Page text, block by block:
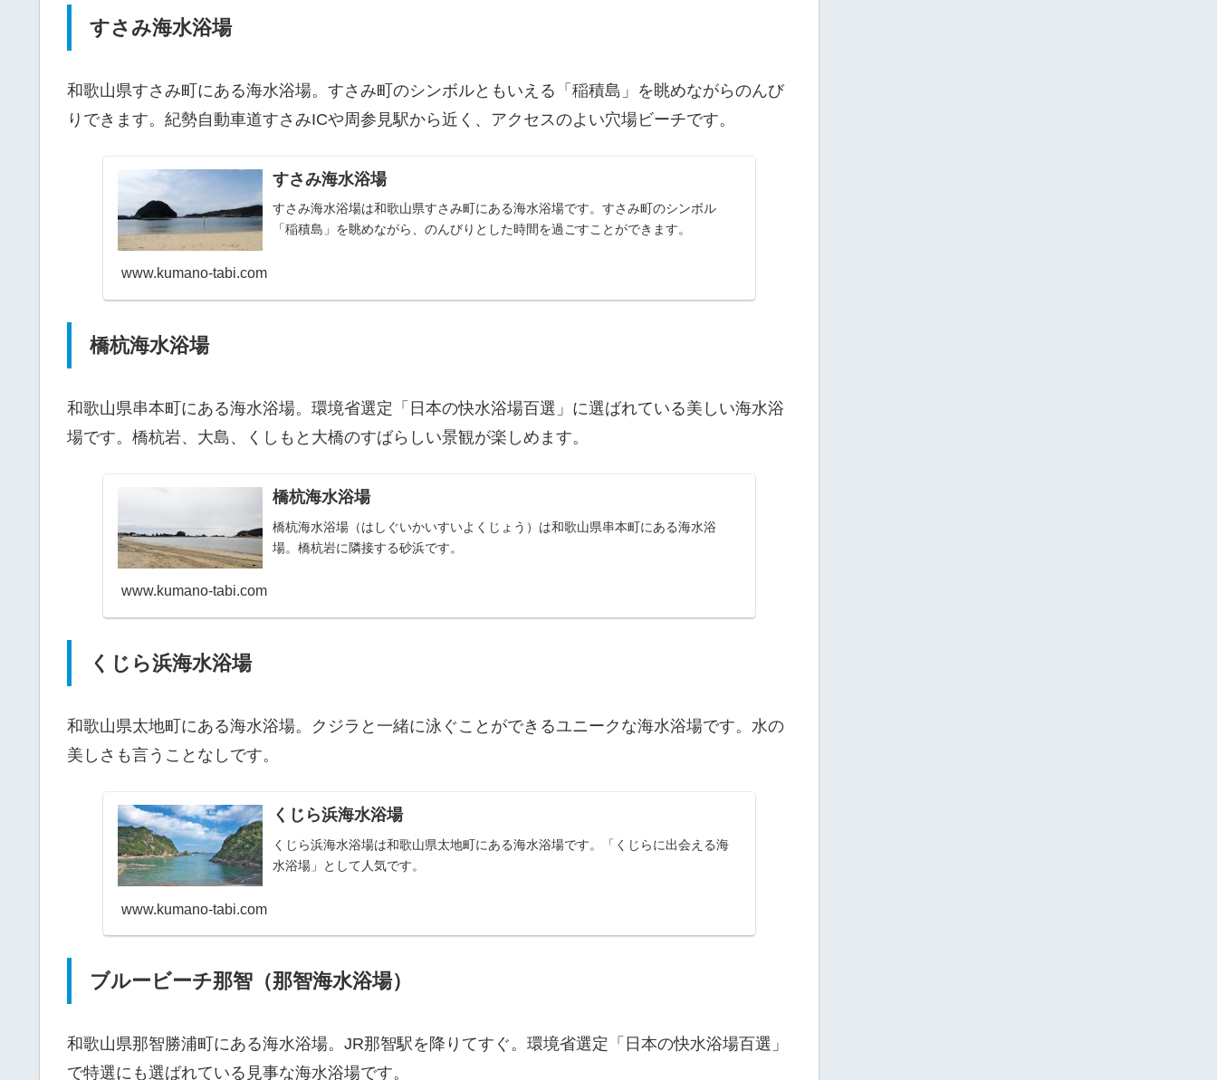
すさみ海水浴場
和歌山県すさみ町にある海水浴場。すさみ町のシンボルともいえる「稲積島」を眺めながらのんび
りできます。紀勢自動車道すさみICや周参見駅から近く、アクセスのよい穴場ビーチです。
すさみ海水浴場
すさみ海水浴場は和歌山県すさみ町にある海水浴場です。すさみ町のシンボル
「稲積島」を眺めながら、のんびりとした時間を過ごすことができます。
www.kumano-tabi.com
橋杭海水浴場
和歌山県串本町にある海水浴場。環境省選定「日本の快水浴場百選」に選ばれている美しい海水浴
場です。橋杭岩、大島、くしもと大橋のすばらしい景観が楽しめます。
橋杭海水浴場
橋杭海水浴場（はしぐいかいすいよくじょう）は和歌山県串本町にある海水浴
場。橋杭岩に隣接する砂浜です。
www.kumano-tabi.com
くじら浜海水浴場
和歌山県太地町にある海水浴場。クジラと一緒に泳ぐことができるユニークな海水浴場です。水の
美しさも言うことなしです。
くじら浜海水浴場
くじら浜海水浴場は和歌山県太地町にある海水浴場です。「くじらに出会える海
水浴場」として人気です。
www.kumano-tabi.com
ブルービーチ那智（那智海水浴場）
和歌山県那智勝浦町にある海水浴場。JR那智駅を降りてすぐ。環境省選定「日本の快水浴場百選」
で特選にも選ばれている見事な海水浴場です。